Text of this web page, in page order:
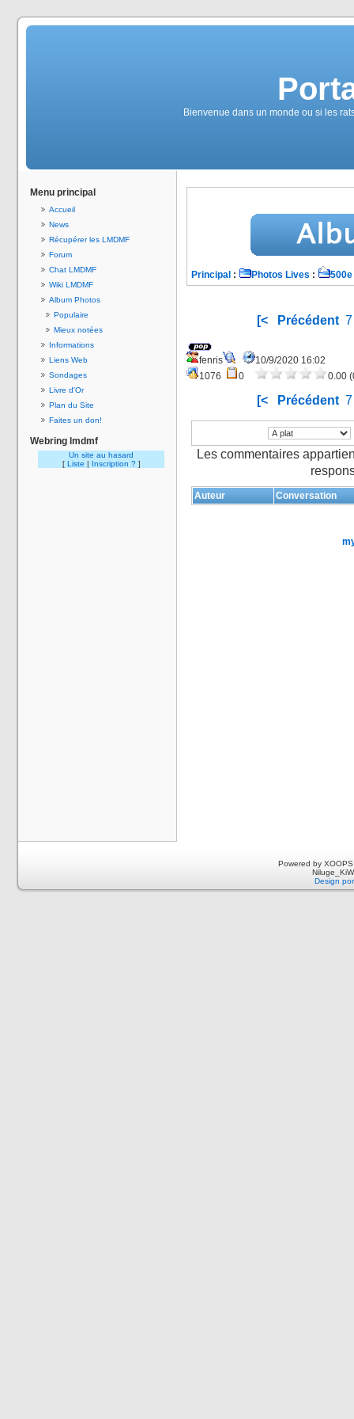
Bienvenue dans un monde ou si les
Menu principal
Accueil
News
Récupérer les LMDMF
Forum
Chat LMDMF
Wiki LMDMF
Album Photos
Populaire
Mieux notées
Informations
Liens Web
Sondages
Livre d'Or
Plan du Site
Faites un don!
Webring lmdmf
Un site au hasard
[ Liste | Inscription ? ]
Principal : Photos Lives : 500e
[< Précédent 7
fenris
10/9/2020 16:02
1076
0 0.00
[< Précédent 7
Les commentaires
Auteur Conversation
Powered by
Design